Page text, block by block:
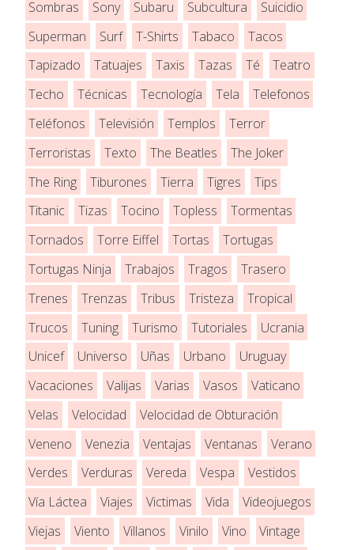
Sombras
Sony Subaru Subcultura
Suicidio
Superman
Surf T-Shirts Tabaco
Tacos
Tapizado
Tatuajes Taxis Tazas Té
Teatro
Techo
Técnicas Tecnología Tela
Telefonos
Teléfonos
Televisión Templos
Terror
Terroristas
Texto The Beatles
The Joker
The Ring
Tiburones Tierra Tigres
Tips
Titanic
Tizas Tocino Topless
Tormentas
Tornados
Torre Eiffel Tortas
Tortugas
Tortugas Ninja
Trabajos Tragos
Trasero
Trenes
Trenzas Tribus Tristeza
Tropical
Trucos
Tuning Turismo Tutoriales
Ucrania
Unicef
Universo Uñas Urbano
Uruguay
Vacaciones
Valijas Varias Vasos
Vaticano
Velas
Velocidad
Velocidad de Obturación
Veneno
Venezia Ventajas Ventanas
Verano
Verdes
Verduras Vereda Vespa
Vestidos
Vía Láctea
Viajes Victimas Vida
Videojuegos
Viejas
Viento Villanos Vinilo Vino
Vintage